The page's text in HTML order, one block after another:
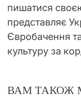
пишатися
представляє
Євробачення
культуру за
ВАМ ТАКОЖ